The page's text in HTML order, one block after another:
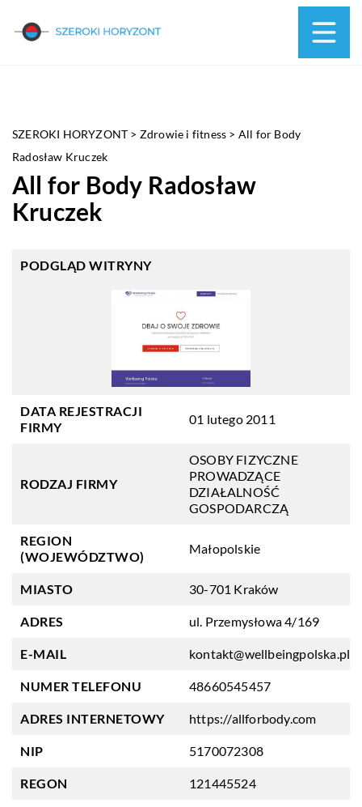
SZEROKI HORYZONT > Zdrowie i fitness > All for Body
Radosław Kruczek
All for Body Radosław
Kruczek
PODGLĄD WITRYNY
DATA REJESTRACJI
FIRMY
01 lutego 2011
RODZAJ FIRMY
OSOBY FIZYCZNE
PROWADZĄCE
DZIAŁALNOŚĆ
GOSPODARCZĄ
REGION
(WOJEWÓDZTWO)
Małopolskie
MIASTO 30-701 Kraków
ADRES ul. Przemysłowa 4/169
E-MAIL kontakt@wellbeingpolska.pl
NUMER TELEFONU 48660545457
ADRES INTERNETOWY https://allforbody.com
NIP 5170072308
REGON 121445524